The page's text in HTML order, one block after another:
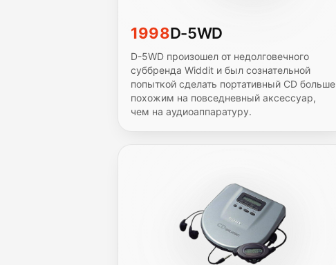
1998D-5WD
D-5WD произошел от недолговечного
суббренда Widdit и был сознательной
попыткой сделать портативный CD больше
похожим на повседневный аксессуар,
чем на аудиоаппаратуру.